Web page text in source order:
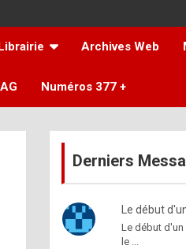
Archives Web
Numéros 377 +
Derniers
Le début
Le début d'un
le ...